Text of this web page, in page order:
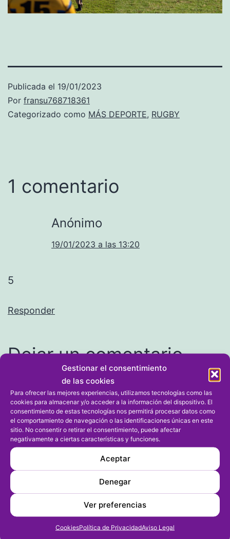
Gestionar el consentimiento
de las cookies
Para ofrecer las mejores experiencias, utilizamos tecnologías como las
cookies para almacenar y/o acceder a la información del dispositivo. El
consentimiento de estas tecnologías nos permitirá procesar datos como
el comportamiento de navegación o las identificaciones únicas en este
sitio. No consentir o retirar el consentimiento, puede afectar
negativamente a ciertas características y funciones.
Aceptar
Denegar
Ver preferencias
CookiesPolítica de PrivacidadAviso Legal
Publicada el 19/01/2023
Por fransu768718361
Categorizado como MÁS DEPORTE, RUGBY
1 comentario
Anónimo
19/01/2023 a las 13:20
5
Responder
Dejar un comentario
Tu dirección de correo electrónico no será publicada.
Los campos obligatorios están marcados con*
Comentario*